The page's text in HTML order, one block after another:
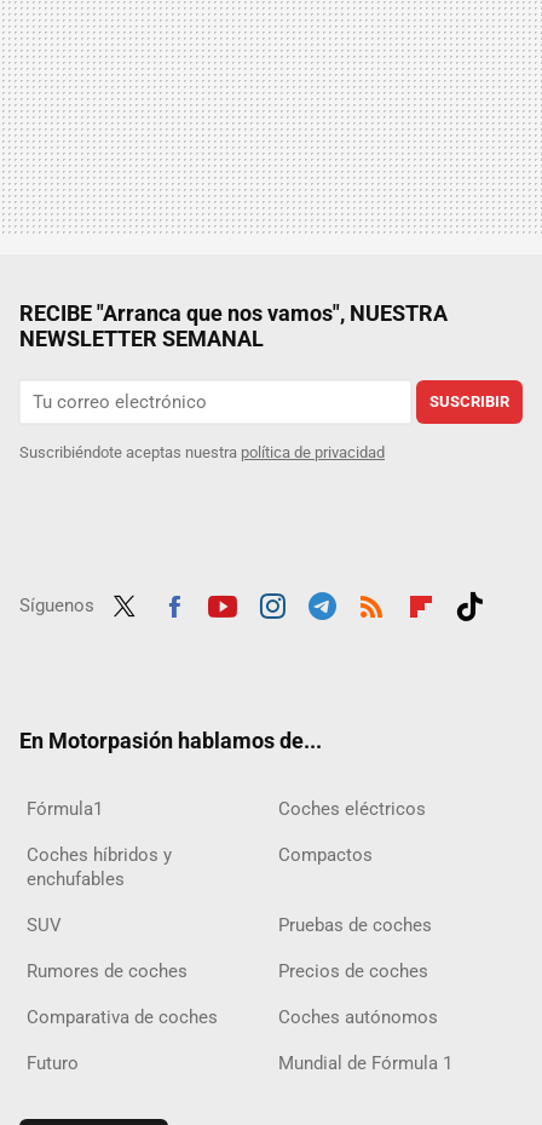
RECIBE "Arranca que nos vamos", NUESTRA
NEWSLETTER SEMANAL
SUSCRIBIR
Suscribiéndote aceptas nuestra política de privacidad
Síguenos
En Motorpasión hablamos de...
Fórmula1 Coches eléctricos
Coches híbridos y
enchufables
Compactos
SUV Pruebas de coches
Rumores de coches Precios de coches
Comparativa de coches Coches autónomos
Futuro Mundial de Fórmula 1